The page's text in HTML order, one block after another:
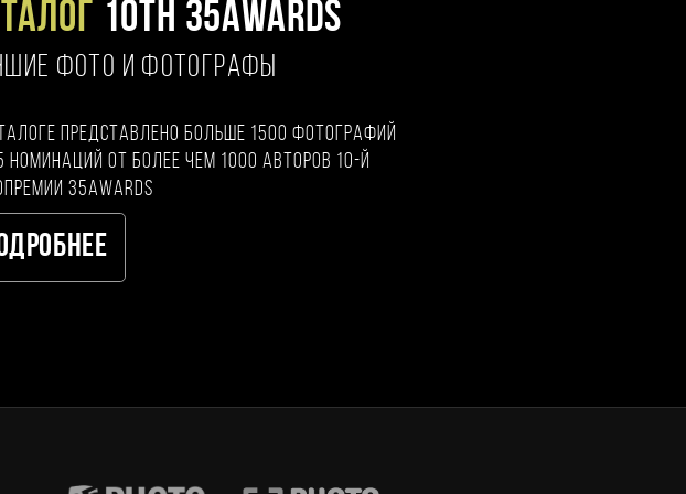
10TH 35AWARDS
ФОТО И ФОТОГРАФЫ
представлено больше 1500 фотографий
номинаций от более чем 1000 авторов 10-й
35AWARDS